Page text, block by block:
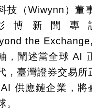
技（Wiwynn）董
博新聞專
the
，闡述當全球 AI
，臺灣證券交易
供應鏈企業，將
。